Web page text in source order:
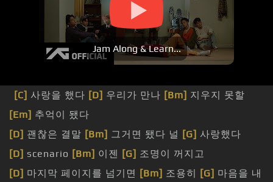
Jam Along & Learn...
[C] 사랑을 했다 [D] 우리가 만나 [Bm] 지우지 못할
[Em] 추억이 됐다
[D] 괜찮은 결말 [Bm] 그거면 됐다 널 [G] 사랑했다
[D] scenario [Bm] 이젠 [G] 조명이 꺼지고
[D] 마지막 페이지를 넘기면 [Bm] 조용히 [G] 마음을 내